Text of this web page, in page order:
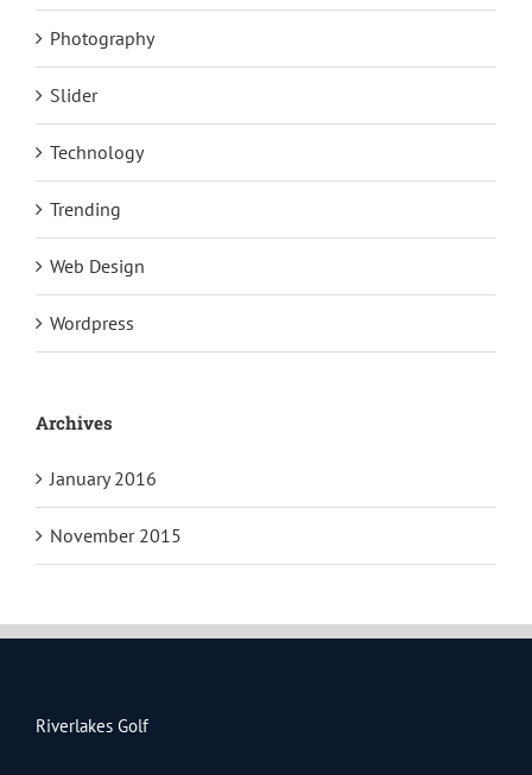
Photography
Slider
Technology
Trending
Web Design
Wordpress
Archives
January 2016
November 2015
Riverlakes Golf